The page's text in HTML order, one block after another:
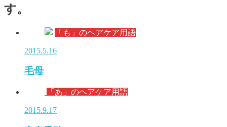
す。
「も」のヘアケア用語
2015.5.16
毛母
「あ」のヘアケア用語
2015.9.17